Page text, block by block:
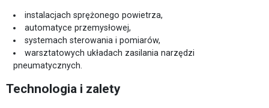
instalacjach sprężonego powietrza,
automatyce przemysłowej,
systemach sterowania i pomiarów,
warsztatowych układach zasilania narzędzi
pneumatycznych.
Technologia i zalety